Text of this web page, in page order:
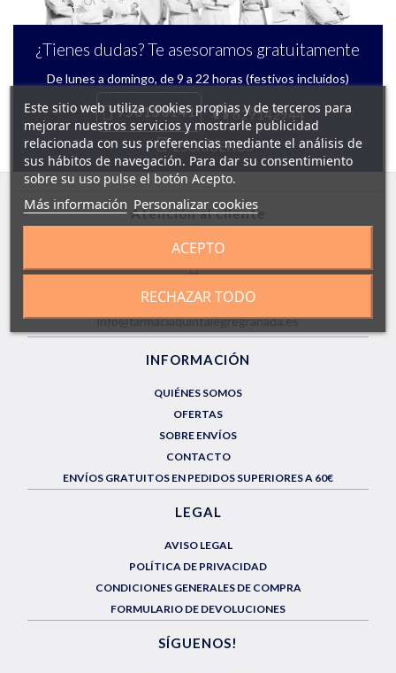
¿Tienes dudas? Te asesoramos gratuitamente
De lunes a domingo, de 9 a 22 horas (festivos incluidos)
958130141
629142944
ESCRÍBENOS
Atención al cliente
LUN a DOM de 9.00 a 22.00h
info@farmaciaquintalegregranada.es
INFORMACIÓN
QUIÉNES SOMOS
OFERTAS
SOBRE ENVÍOS
CONTACTO
ENVÍOS GRATUITOS EN PEDIDOS SUPERIORES A 60€
LEGAL
AVISO LEGAL
POLÍTICA DE PRIVACIDAD
CONDICIONES GENERALES DE COMPRA
FORMULARIO DE DEVOLUCIONES
SÍGUENOS!
Este sitio web utiliza cookies propias y de terceros para
mejorar nuestros servicios y mostrarle publicidad
relacionada con sus preferencias mediante el análisis de
sus hábitos de navegación. Para dar su consentimiento
sobre su uso pulse el botón Acepto.
Más información Personalizar cookies
RECHAZAR TODO
ACEPTO